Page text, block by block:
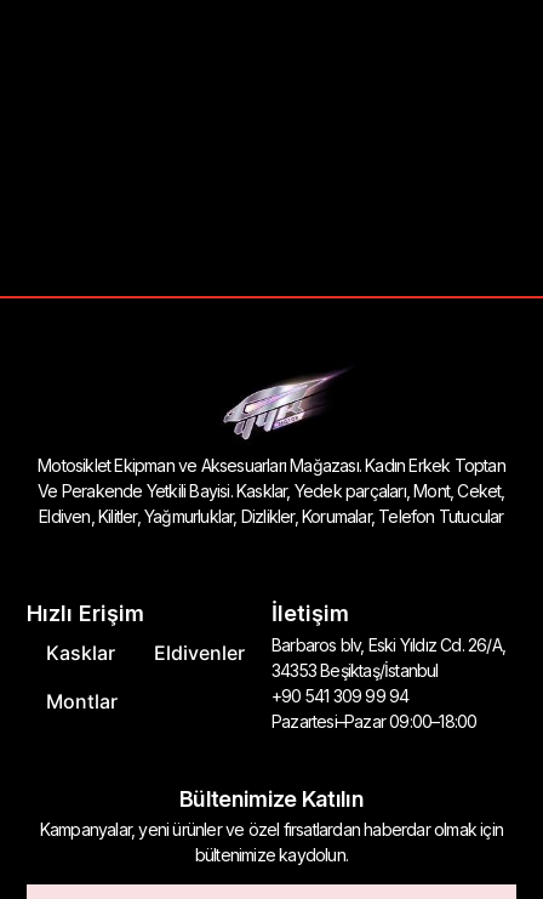
Motosiklet Ekipman ve Aksesuarları Mağazası. Kadın Erkek Toptan
Ve Perakende Yetkili Bayisi. Kasklar, Yedek parçaları, Mont, Ceket,
Eldiven, Kilitler, Yağmurluklar, Dizlikler, Korumalar, Telefon Tutucular
Hızlı Erişim
Kasklar
Eldivenler
Montlar
İletişim
Barbaros blv, Eski Yıldız Cd. 26/A,
34353 Beşiktaş/İstanbul
+90 541 309 99 94
Pazartesi–Pazar 09:00–18:00
Bültenimize Katılın
Kampanyalar, yeni ürünler ve özel fırsatlardan haberdar olmak için
bültenimize kaydolun.